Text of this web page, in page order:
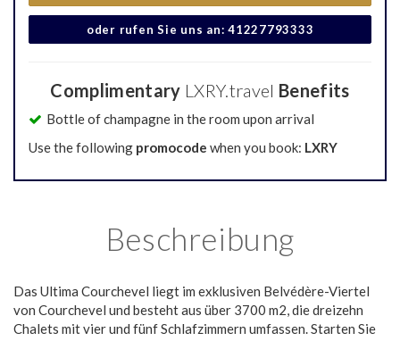
oder rufen Sie uns an: 41227793333
Complimentary LXRY.travel Benefits
Bottle of champagne in the room upon arrival
Use the following promocode when you book: LXRY
Beschreibung
Das Ultima Courchevel liegt im exklusiven Belvédère-Viertel
von Courchevel und besteht aus über 3700 m2, die dreizehn
Chalets mit vier und fünf Schlafzimmern umfassen. Starten Sie